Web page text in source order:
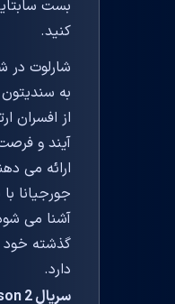
بست
کنید.
شارلوت در
به
از افسران
آیند و
ارائه می
جورجیانا
آشنا می
گذشته خود
دارد.
سریال Sanditon - Season 2